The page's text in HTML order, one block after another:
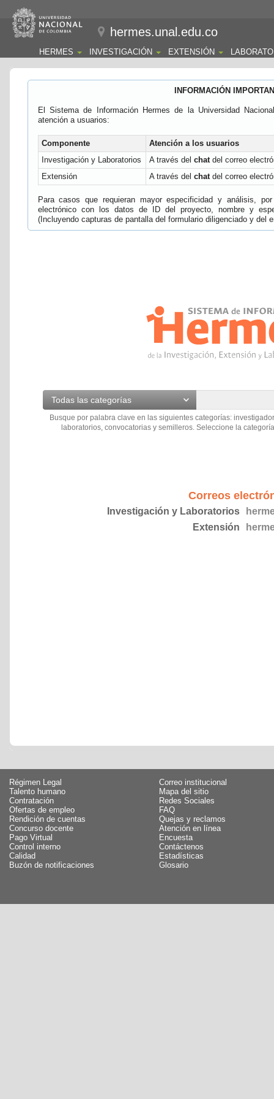
hermes.unal.edu.co
HERMES INVESTIGACIÓN EXTENSIÓN
INFORMACIÓN
El Sistema de Información Hermes de la Universidad
atención a usuarios:
Componente
Atención a los usuarios
Investigación y Laboratorios
A través del chatdel correo
Extensión
A través del chatdel correo
Para casos que requieran mayor especificidad y análisis,
electrónico con los datos de ID del proyecto, nombre y
(Incluyendo capturas de pantalla del formulario diligenciado y del
Todas las categorías
Busque por palabra clave en las siguientes categorías:
laboratorios, convocatorias y semilleros. Seleccione la
Correos
Investigación y Laboratorios
Extensión
Régimen Legal
Talento humano
Contratación
Ofertas de empleo
Rendición de cuentas
Concurso docente
Pago Virtual
Control interno
Calidad
Buzón de notificaciones
Correo institucional
Mapa del sitio
Redes Sociales
FAQ
Quejas y reclamos
Atención en línea
Encuesta
Contáctenos
Estadísticas
Glosario